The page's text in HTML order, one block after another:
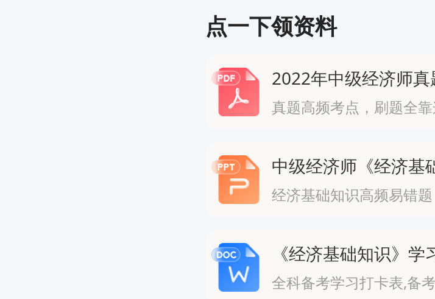
2、人力资源管理：偏文科方
及复杂计算，因此对于不擅长
更容易上手。
考试内容主要围绕招聘配置
劳动关系以及人力资源规划
适合人群：
点一下领资料
2022年中级经济师真
真题高频考点，刷题全
经济基础知识高频易错题